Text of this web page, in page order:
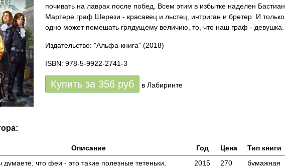
почивать на лаврах после побед. Всем этим в избытке наделен Бастиан
Мартере граф Шерези - красавец и льстец, интриган и бретер. И только
одно может помешать грядущему величию, то, что наш граф - девушка.
Издательство: "Альфа-книга" (2018)
ISBN: 978-5-9922-2741-3
Купить за 356 руб в Лабиринте
Описание Год Цена
Тип книги
думаете, что феи - это такие полезные тетеньки,
2015 270
бумажная